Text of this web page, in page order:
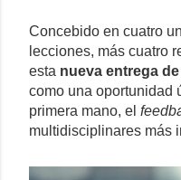
Concebido en cuatro
lecciones, más cuatro
esta nueva entrega
como una oportunidad
primera mano, el
multidisciplinares más